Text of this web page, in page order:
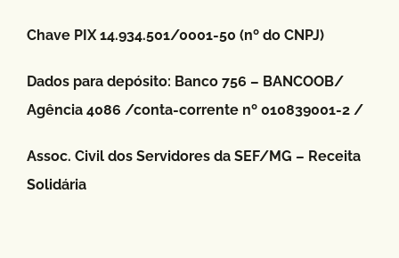
Chave PIX 14.934.501/0001-50 (nº do CNPJ)
Dados para depósito: Banco 756 – BANCOOB/
Agência 4086 /conta-corrente nº 010839001-2 /
Assoc. Civil dos Servidores da SEF/MG – Receita
Solidária